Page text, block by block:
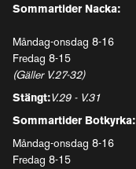
Sommartider Nacka:
Måndag-onsdag 8-16
Fredag 8-15
(Gäller V.27-32)
Stängt:V.29 - V.31
Sommartider Botkyrka:
Måndag-onsdag 8-16
Fredag 8-15